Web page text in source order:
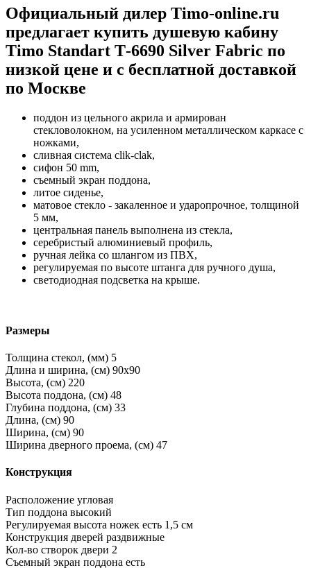
Официальный дилер Timo-online.ru
предлагает купить душевую кабину
Timo Standart Т-6690 Silver Fabric по
низкой цене и с бесплатной доставкой
по Москве
поддон из цельного акрила и армирован
стекловолокном, на усиленном металлическом каркасе с
ножками,
сливная система clik-clak,
сифон 50 mm,
съемный экран поддона,
литое сиденье,
матовое стекло - закаленное и ударопрочное, толщиной
5 мм,
центральная панель выполнена из стекла,
серебристый алюминиевый профиль,
ручная лейка со шлангом из ПВХ,
регулируемая по высоте штанга для ручного душа,
светодиодная подсветка на крыше.
Размеры
Толщина стекол, (мм) 5
Длина и ширина, (см) 90x90
Высота, (см) 220
Высота поддона, (см) 48
Глубина поддона, (см) 33
Длина, (см) 90
Ширина, (см) 90
Ширина дверного проема, (см) 47
Конструкция
Расположение угловая
Тип поддона высокий
Регулируемая высота ножек есть 1,5 см
Конструкция дверей раздвижные
Кол-во створок двери 2
Съемный экран поддона есть